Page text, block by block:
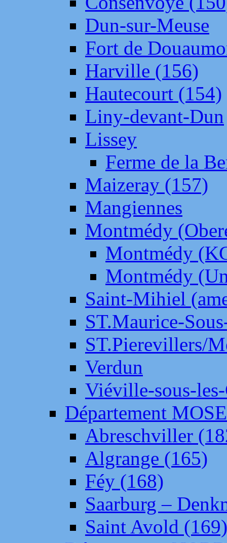
Dun-sur-Meuse
Fort de
Harville (156)
Hautecourt (154)
Liny-devant-Dun
Lissey
Ferme de la
Maizeray (157)
Mangiennes
Montmédy
Montmédy
Montmédy
Saint-Mihiel
ST.Maurice-
ST.Pierevillers/
Verdun
Viéville-sous-
Département
Abreschviller
Algrange (165)
Féy (168)
Saarburg –
Saint Avold (169)